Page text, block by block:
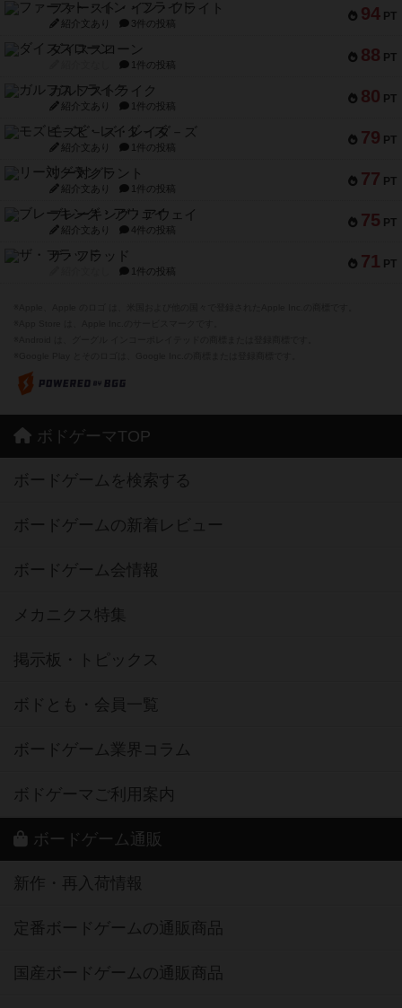
94 PT
ファースト・イン・フライト
紹介文あり 3件の投稿
88 PT
ダイススローン
1件の投稿
80 PT
ガルフストライク
紹介文あり 1件の投稿
79 PT
モズビ－ズ・レイダ－ズ
紹介文あり 1件の投稿
77 PT
リー対グラント
紹介文あり 1件の投稿
75 PT
ブレーキング・アウェイ
紹介文あり 4件の投稿
71 PT
ザ・フラッド
1件の投稿
ボドゲーマTOP
ボードゲームを検索する
ボードゲームの新着レビュー
ボードゲーム会情報
メカニクス特集
掲示板・トピックス
ボドとも・会員一覧
ボードゲーム業界コラム
ボドゲーマご利用案内
ボードゲーム通販
新作・再入荷情報
定番ボードゲームの通販商品
国産ボードゲームの通販商品